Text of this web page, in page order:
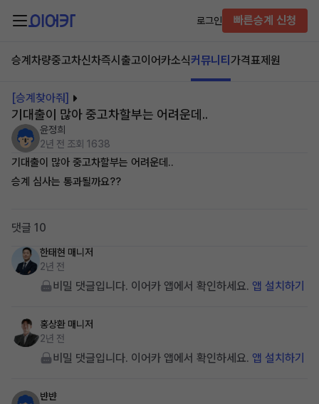
로그인 빠른승계 신청
승계차량중고차신차즉시출고이어카소식커뮤니티 가격표제원
[승계찾아줘]
기대출이 많아 중고차할부는 어려운데..
윤정희
2년 전 조회 1638
기대출이 많아 중고차할부는 어려운데..
승계 심사는 통과될까요??
댓글 10
한태현 매니저
2년 전
비밀 댓글입니다. 이어카 앱에서 확인하세요. 앱 설치하기
홍상환 매니저
2년 전
비밀 댓글입니다. 이어카 앱에서 확인하세요. 앱 설치하기
뱐뱐